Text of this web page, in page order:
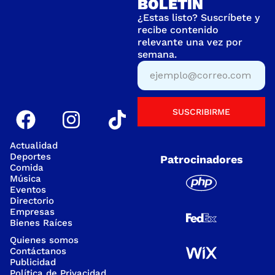
Actualidad
Deportes
Comida
Música
Eventos
Directorio
Empresas
Bienes Raíces
Quienes somos
Contáctanos
Publicidad
BOLETÍN
¿Estas listo? Suscríbete y
recibe contenido
relevante una vez por
semana.
SUSCRIBIRME
Patrocinadores